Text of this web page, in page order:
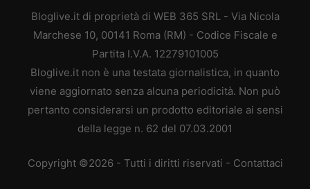
Bloglive.it di proprietà di WEB 365 SRL - Via Nicola
Marchese 10, 00141 Roma (RM) - Codice Fiscale e
Partita I.V.A. 12279101005
Bloglive.it non è una testata giornalistica, in quanto
viene aggiornato senza alcuna periodicità. Non può
pertanto considerarsi un prodotto editoriale ai sensi
della legge n. 62 del 07.03.2001
Copyright ©2026 - Tutti i diritti riservati - Contattaci